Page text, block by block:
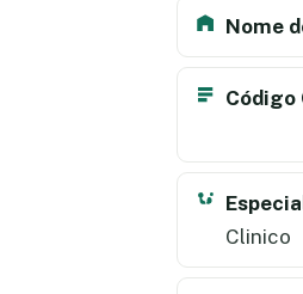
Nome
Código
Clinico